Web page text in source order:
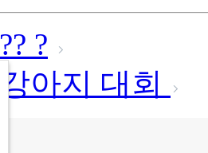
?? ?
강아지 대회